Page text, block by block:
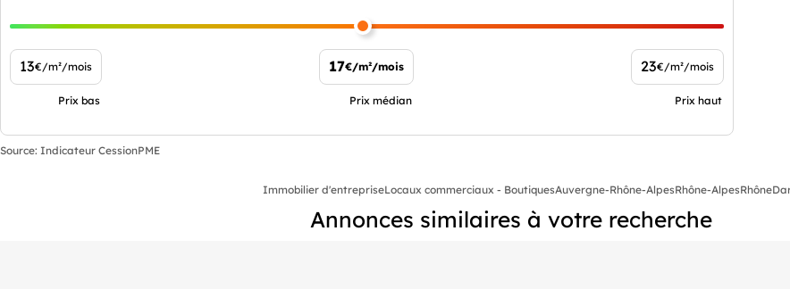
13€/m²/mois
Prix bas
17€/m²/mois
Prix médian
23€/m²/mois
Prix haut
Source: Indicateur CessionPME
Immobilier d'entrepriseLocaux commerciaux - BoutiquesAuvergne-Rhône-AlpesRhône-AlpesRhône
Annonces similaires à votre recherche